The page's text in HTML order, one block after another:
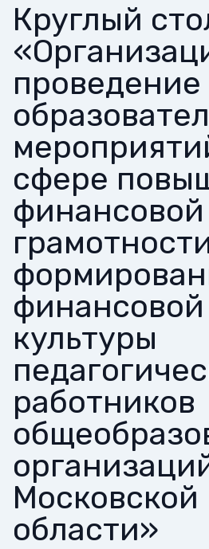
Круглый
проведение
сфере
финансовой
финансовой
культуры
работников
Московской
области»